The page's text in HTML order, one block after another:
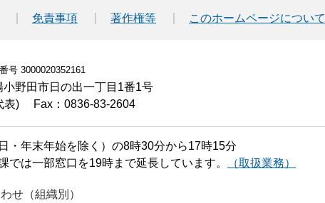
免責事項 著作権等 このホームページについて
号 3000020352161
野田市日の出一丁目1番1号
表)
Fax：0836-83-2604
・年末年始を除く）の8時30分から17時15分
は一部窓口を19時まで延長しています。
（取扱業務）
せ（組織別）